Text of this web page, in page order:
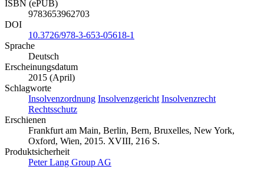
ISBN (ePUB)
9783653962703
DOI
10.3726/978-3-653-05618-1
Sprache
Deutsch
Erscheinungsdatum
2015 (April)
Schlagworte
Insolvenzordnung Insolvenzgericht Insolvenzrecht
Rechtsschutz
Erschienen
Frankfurt am Main, Berlin, Bern, Bruxelles, New York,
Oxford, Wien, 2015. XVIII, 216 S.
Produktsicherheit
Peter Lang Group AG